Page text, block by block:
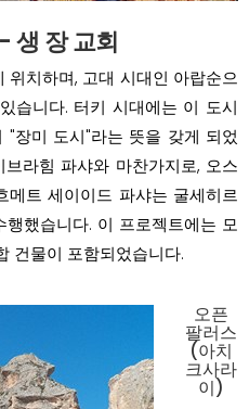
장 교회
치하며, 고대 시대인 아랍순으
습니다. 터키 시대에는 이 도시
장미 도시"라는 뜻을 갖게 되었
라힘 파샤와 마찬가지로, 오스
트 세이이드 파샤는 굴세히르
했습니다. 이 프로젝트에는 모
건물이 포함되었습니다.
오픈
팔러스
(아치
크사라
이)